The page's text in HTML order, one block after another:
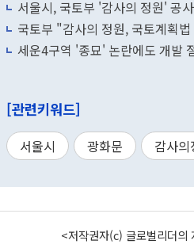
서울시, 국토부 '감사의 정원' 공
국토부 "감사의 정원, 국토계획
세운4구역 '종묘' 논란에도 개발
[관련키워드]
서울시 광화문 감사의
<저작권자(c) 글로벌리더